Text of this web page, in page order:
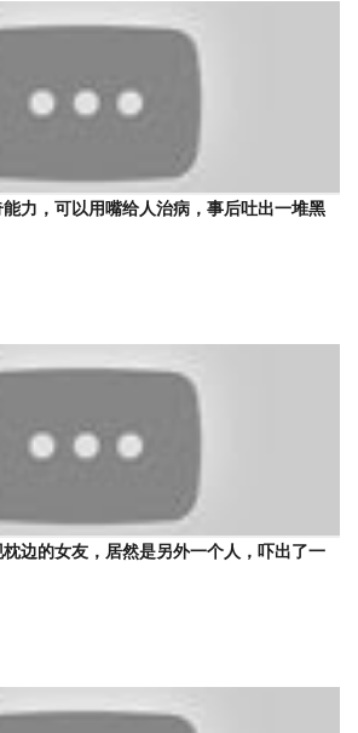
能力，可以用嘴给人治病，事后吐出一堆黑
枕边的女友，居然是另外一个人，吓出了一